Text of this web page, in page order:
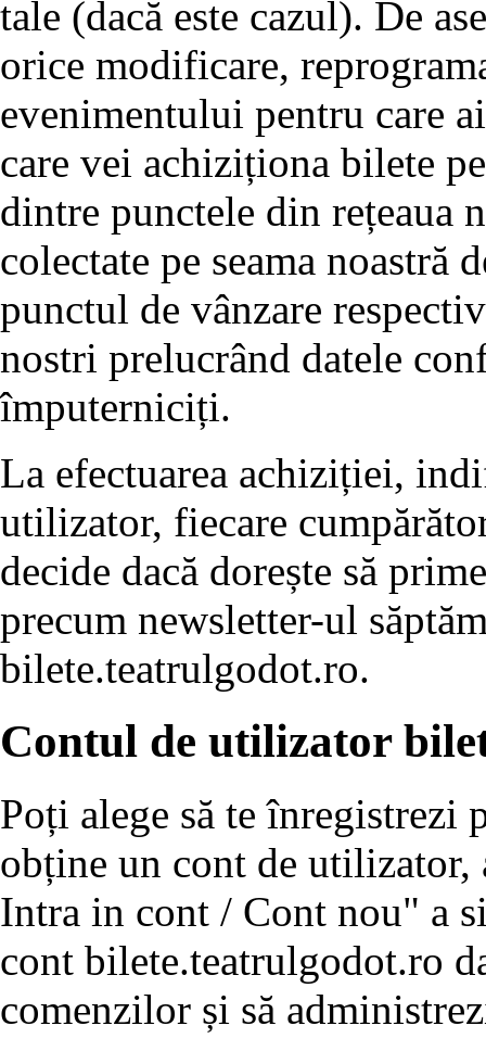
tale (dacă este cazul). De
orice modificare,
evenimentului pentru care
care vei achiziționa bilete
dintre punctele din rețeaua
colectate pe seama noastră
punctul de vânzare
nostri prelucrând datele
împuterniciți.
La efectuarea achiziției,
utilizator, fiecare
decide dacă dorește să
precum newsletter-ul
bilete.teatrulgodot.ro.
Contul de utilizator
Poți alege să te înregistrezi
obține un cont de utilizator,
Intra in cont / Cont nou" a
cont bilete.teatrulgodot.ro
comenzilor și să